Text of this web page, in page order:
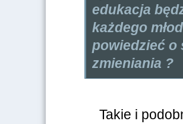
edukacja
każdego
powiedzieć o
zmieniania ?
Takie i